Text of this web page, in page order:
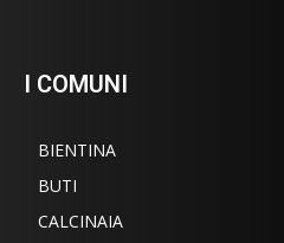
I COMUNI
BIENTINA
BUTI
CALCINAIA